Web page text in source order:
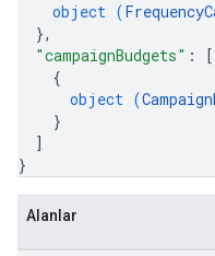
object (
},
"campaignBudgets" :
[
{
object (
}
]
}
Alanlar